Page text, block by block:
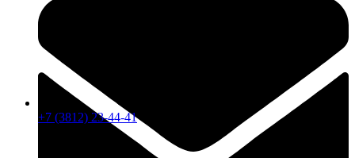
+7 (3812) 23-44-41